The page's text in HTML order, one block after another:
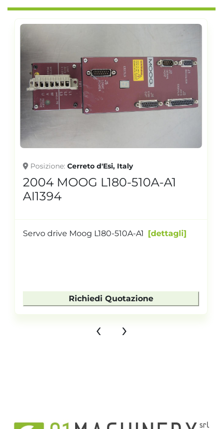
Posizione Cerreto d'Esi, Italy
2004 MOOG L180-510A-A1
AI1394
Servo drive Moog L180-510A-A1 dettagli
Richiedi Quotazione
‹ ›